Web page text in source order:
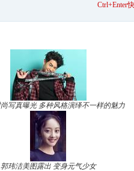
Ctrl+Enter
写真曝光 多种风格演绎不一样的魅力
郭玮洁美图露出 变身元气少女